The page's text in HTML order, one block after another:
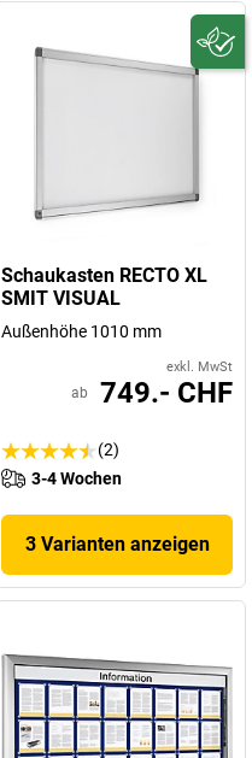
Schaukasten RECTO XL
SMIT VISUAL
Außenhöhe 1010 mm
exkl. MwSt
ab 749.- CHF
(2)
3-4 Wochen
3 Varianten anzeigen